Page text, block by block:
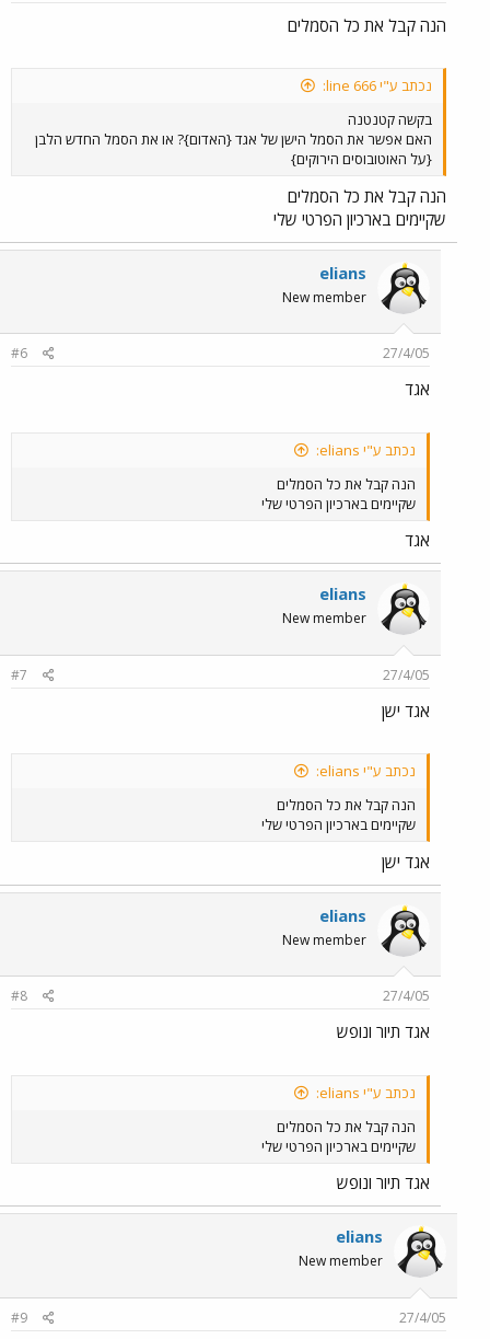
הנה קבל את כל הסמלים
נכתב ע"י line 666:
בקשה קטנטנה
האם אפשר את הסמל הישן של אגד {האדום}? או את הסמל החדש הלבן
{על האוטובוסים הירוקים}
הנה קבל את כל הסמלים
שקיימים בארכיון הפרטי שלי
elians
New member
27/4/05
#6
אגד
נכתב ע"י elians:
הנה קבל את כל הסמלים
שקיימים בארכיון הפרטי שלי
אגד
elians
New member
27/4/05
#7
אגד ישן
נכתב ע"י elians:
הנה קבל את כל הסמלים
שקיימים בארכיון הפרטי שלי
אגד ישן
elians
New member
27/4/05
#8
אגד תיור ונופש
נכתב ע"י elians:
הנה קבל את כל הסמלים
שקיימים בארכיון הפרטי שלי
אגד תיור ונופש
elians
New member
27/4/05
#9